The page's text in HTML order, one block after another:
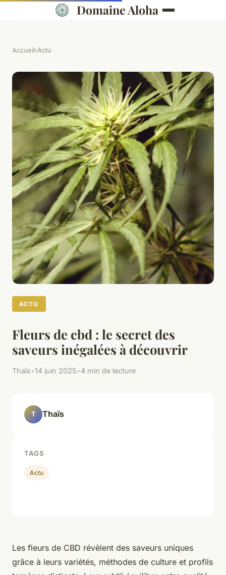
Domaine Aloha
Accueil›Actu
ACTU
Fleurs de cbd : le secret des
saveurs inégalées à découvrir
Thaïs•14 juin 2025•4 min de lecture
Les fleurs de CBD révèlent des saveurs uniques
grâce à leurs variétés, méthodes de culture et profils
T Thaïs
TAGS
Actu